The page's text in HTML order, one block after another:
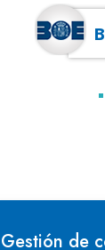
Gestión de